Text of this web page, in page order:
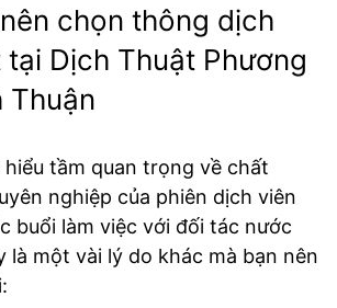
chọn thông dịch
Dịch Thuật Phương
Thuận
tầm quan trọng về chất
nghiệp của phiên dịch viên
buổi làm việc với đối tác nước
là một vài lý do khác mà bạn nên